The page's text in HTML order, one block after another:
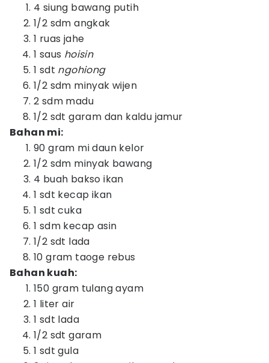
4 siung bawang putih
1/2 sdm angkak
1 ruas jahe
1 saus hoisin
1 sdt ngohiong
1/2 sdm minyak wijen
2 sdm madu
1/2 sdt garam dan kaldu jamur
Bahan mi:
90 gram mi daun kelor
1/2 sdm minyak bawang
4 buah bakso ikan
1 sdt kecap ikan
1 sdt cuka
1 sdm kecap asin
1/2 sdt lada
10 gram taoge rebus
Bahan kuah:
150 gram tulang ayam
1 liter air
1 sdt lada
1/2 sdt garam
1 sdt gula